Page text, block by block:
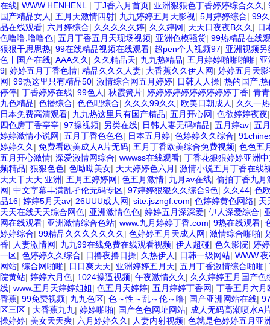
在线| WWW.HENHENL. | 丁J香六月首页| 亚洲狠狠色丁香婷婷综合久久 |
国产精品女人 | 五月天激情四射| 九九婷婷五月天影视| 5月婷婷综合| 99
品在线观看| 六月婷综合| 久久久久久婷| 久久婷网| 天天日夜夜B久久 | 日
色噜噜,噜噜色| 五月丁香五月天现场视频| 亚洲色模骚货| 99热精品在线
狠狠干思思热| 99在线精品视频在线观看| 超pen个人视频97| 亚洲视频另
色丨国产在线| AAA久久 | 久久精品天| 九九热精品| 五月婷婷啪啪啪啪|
9| 婷婷五月丁香色情| 精品久久久人妻| 大香蕉久久伊人网| 婷婷五月天
网| 99热这里只有精品50| 激情综合网五月婷婷| 日韩人人操| 热的国产,
停停| 丁香婷婷在线| 99色人 | 秋霞簧片| 婷婷婷婷婷婷婷婷婷婷丁香| 青
九色精品| 色播综合| 色色吧综合| 久久久99久久 | 欧美日朝成人 | 久久一热
日本免费高清观看| 九九热这里只有国产精品| 五月开心网| 色欲婷婷夜夜
四色房丁香亭亭| 97操视频| 另类在线| 日韩人妻无码精品| 五月婷av| 五
婷婷激情小说网| 五月丁香色色色| 日本五月婷| 色婷婷久久综合|
婷婷久久 | 免费看欧美成人A片无码| 五月丁香欧美综合免费视频| 色色五
五月开心激情| 深爱激情网综合| wwwss在线观看| 丁香花狠狠婷婷亚洲
频精品| 狠狠色色| 色呦呦美女| 天天婷婷色六月 | 激情小说五月丁香在线
天天干天天 亚洲| 五月五婷婷网| 色五月激情| 九月av在线| 偷拍丁香九月
网| 中文字幕丰满乱孑伦无码专区| 97婷婷狠狠久久综合9色| 久久44| 色
品16| 婷婷5月天av| 26UUU成人网| site:jszngf.com| 色婷婷黄色网络| 天
天天在线天天综合网色| 亚洲激情色色| 婷婷五月深深爱| 伊人深爱综合|
网在线观看| 亚洲激情综合色站| www.九月婷婷丁香.com| 9热在线观看|
婷婷综合| 99精品久久久久久久久 | 色婷婷五月天成人网| 激情综合啪啪|
香| 人妻激情网| 九九99在线免费在线观看视频| 伊人超碰| 色久影院| 婷
一区| 色婷婷久久综合| 日撸夜撸日操| 久热伊人 | 日韩一级网站| WWW.
网站| 综合网啪啪| 日日爽天天| 亚洲婷婷五月天| 五月丁香激情综合啪啪|
院黄站| 婷婷六月色| 1024操逼视频| 午夜激情久久 | 久久婷婷五月国产色
线| www.五月天婷婷姐姐| 色五月天婷婷| 五月婷婷丁香网| 丁香五月六月
香蕉| 99免费视频| 九九色区| 色～性～乱～伦～噜| 国产亚洲网站在线|
区三区 | 大香蕉九九| 婷婷啪啪| 国产色色网址网站| 成人无码髙潮喷水A
操婷婷| 美女天天爽| 六月婷婷久久 | 人妻内射视频| 色就是色婷婷五月亚